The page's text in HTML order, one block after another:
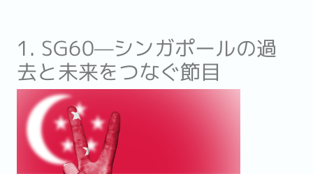
1. SG60—シンガポールの過
去と未来をつなぐ節目